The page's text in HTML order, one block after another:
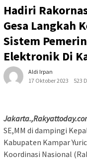
Hadiri
Gesa Langkah
Sistem
Elektronik Di
Aldi Irpan
17 Oktober 2023
523
SE,MM di dampingi
Kabupaten Kampar
Koordinasi Nasional